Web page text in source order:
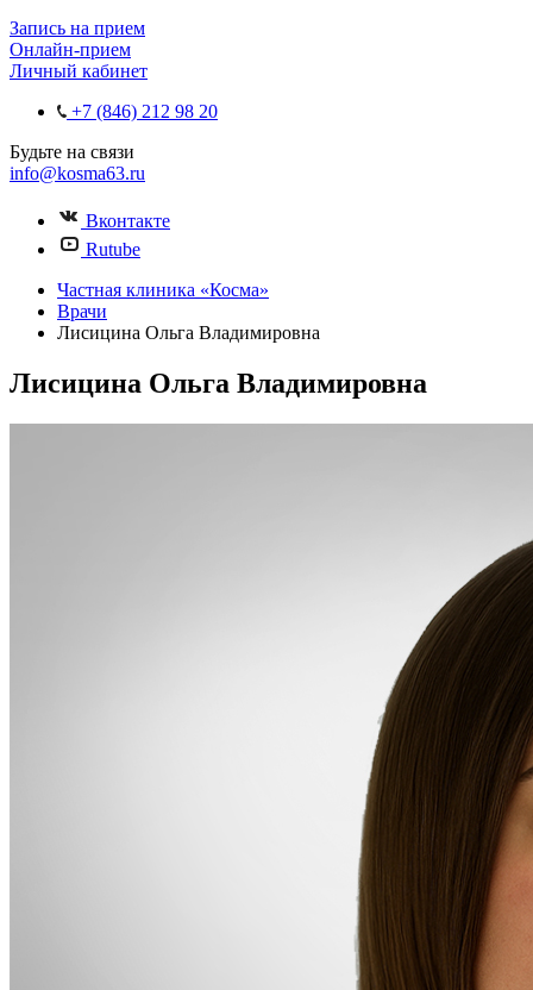
Запись на прием
Онлайн-прием
Личный кабинет
+7 (846) 212 98 20
Будьте на связи
info@kosma63.ru
Вконтакте
Rutube
Частная клиника «Косма»
Врачи
Лисицина Ольга Владимировна
Лисицина Ольга Владимировна